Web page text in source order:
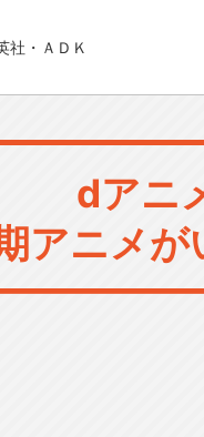
社・ＡＤＫ
dアニ
アニメが